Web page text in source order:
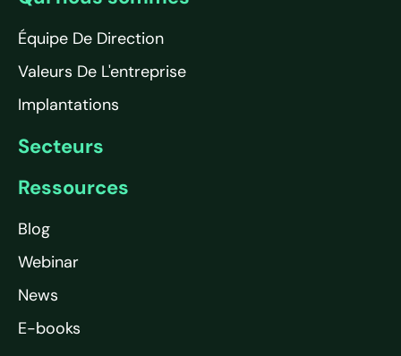
Équipe De Direction
Valeurs De L'entreprise
Implantations
Secteurs
Ressources
Blog
Webinar
News
E-books